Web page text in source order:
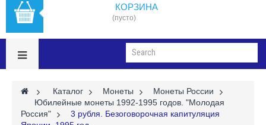
КОРЗИНА
(пусто)
> Каталог > Монеты >
Монеты России
Юбилейные монеты 1992-1995 годов. "Молодая
Россия"
>
3 рубля. Безоговорочная капитуляция